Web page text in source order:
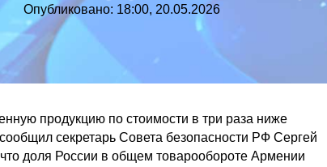
Опубликовано: 18:00, 20.05.2026
продукцию по стоимости в три раза ниже
секретарь Совета безопасности РФ Сергей
доля России в общем товарообороте Армении